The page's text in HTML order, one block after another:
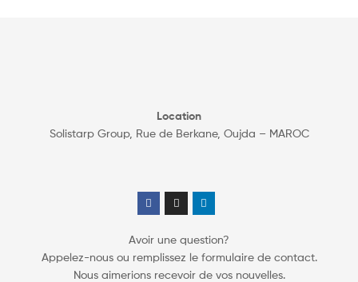
Location
Solistarp Group, Rue de Berkane, Oujda – MAROC
Avoir une question?
Appelez-nous ou remplissez le formulaire de contact.
Nous aimerions recevoir de vos nouvelles.